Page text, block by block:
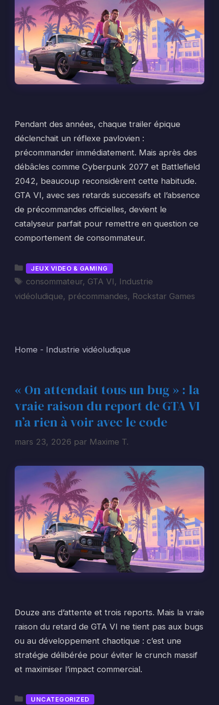
Pendant des années, chaque trailer épique
déclenchait un réflexe pavlovien :
précommander immédiatement. Mais après des
débâcles comme Cyberpunk 2077 et Battlefield
2042, beaucoup reconsidèrent cette habitude.
GTA VI, avec ses retards successifs et l’absence
de précommandes officielles, devient le
catalyseur parfait pour remettre en question ce
comportement de consommateur.
Catégories
JEUX VIDEO & GAMING
Étiquettes
consommateur, GTA VI , Industrie
vidéoludique, précommandes, Rockstar Games
Home - Industrie vidéoludique
« On attendait tous un bug » : la
vraie raison du report de GTA VI
n’a rien à voir avec le code
mars 23, 2026 par Maxime T.
Douze ans d’attente et trois reports. Mais la vraie
raison du retard de GTA VI ne tient pas aux bugs
ou au développement chaotique : c’est une
stratégie délibérée pour éviter le crunch massif
et maximiser l’impact commercial.
Catégories
UNCATEGORIZED